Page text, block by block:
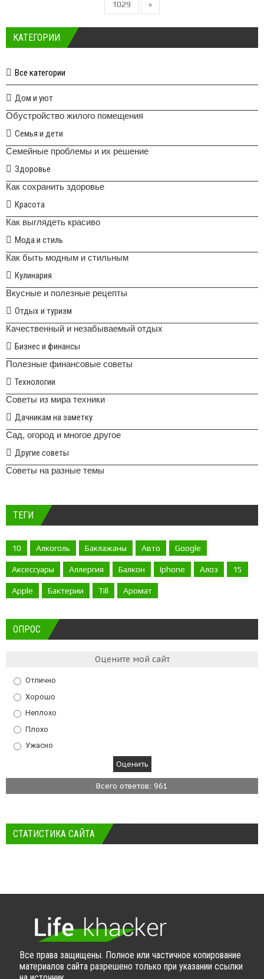
1029 »
КАТЕГОРИИ
Все категории
Дом и уют
Обустройство жилого помещения
Семья и дети
Семейные проблемы и их решение
Здоровье
Как сохранить здоровье
Красота
Как выглядеть красиво
Мода и стиль
Как быть модным и стильным
Кулинария
Вкусные и полезные рецепты
Отдых и туризм
Качественный и незабываемый отдых
Бизнес и финансы
Полезные финансовые советы
Технологии
Советы из мира техники
Дачникам на заметку
Сад, огород и многое другое
Другие советы
Советы на разные темы
ТЕГИ
10 Алкоголь Баклажаны Авто Google
Аксессуары Аллергия Балкон Iphone Алоэ 15
Apple Бактерии Till Аромат
ОПРОС
Оцените мой сайт
Отлично
Хорошо
Неплохо
Плохо
Ужасно
Всего ответов: 961
СТАТИСТИКА САЙТА
Все права защищены. Полное или частичное копирование
материалов сайта разрешено только при указании ссылки